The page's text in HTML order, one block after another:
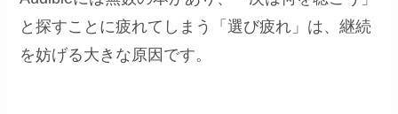
と探すことに疲れてしまう「選び疲れ」は、継続
を妨げる大きな原因です。